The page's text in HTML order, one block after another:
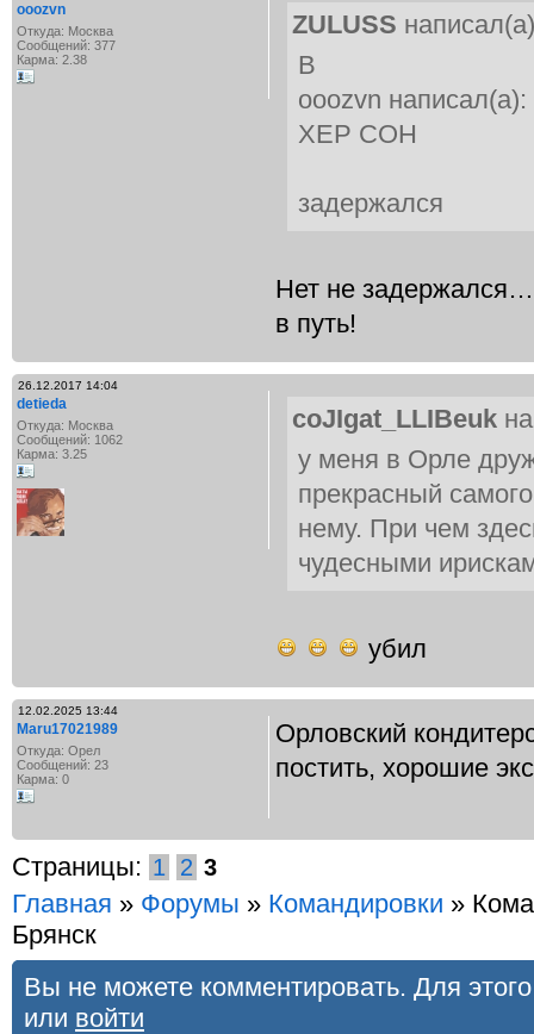
ooozvn
Откуда: Москва
Сообщений: 377
Карма: 2.38
ZULUSS
В
ooozvn написал(а):
ХЕР СОН
задержался
Нет не
в путь!
26.12.2017 14:04
detieda
Откуда: Москва
Сообщений: 1062
Карма: 3.25
coJIgat_LLIBeuk
у меня в Орле
прекрасный
нему. При чем
чудесными
убил
12.02.2025 13:44
Maru17021989
Откуда: Орел
Сообщений: 23
Карма: 0
Орловский
постить, хорошие
Страницы: 1 2 3
Главная » Форумы » Командировки »
Брянск
Вы не можете комментировать. Для
или войти